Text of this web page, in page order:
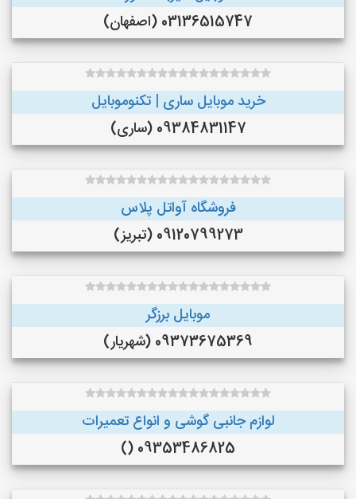
03136515747 (اصفهان)
خرید موبایل ساری | تکنوموبایل
09384831147 (ساری)
فروشگاه آواتل پلاس
09120799273 (تبریز)
موبایل برزگر
09373675369 (شهریار)
لوازم جانبی گوشی و انواع تعمیرات
09353486825 ()